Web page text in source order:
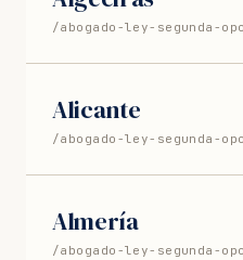
/abogado-ley-segunda-
Alicante
/abogado-ley-segunda-
Almería
/abogado-ley-segunda-